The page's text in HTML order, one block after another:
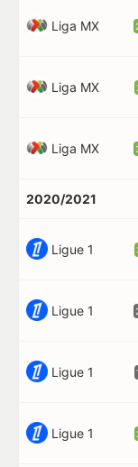
Liga MX
Liga MX
Liga MX
2020/2021
Ligue 1
Ligue 1
Ligue 1
Ligue 1